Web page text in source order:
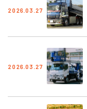
2026.03.27
2026.03.27